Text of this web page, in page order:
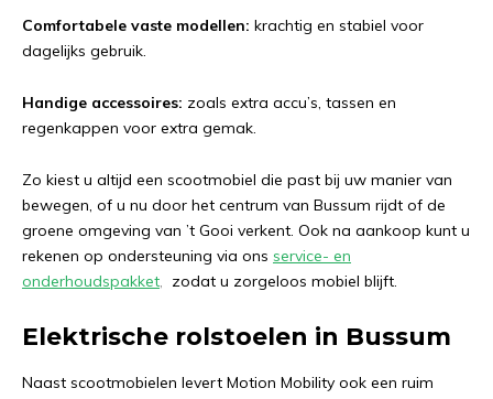
Comfortabele vaste modellen: krachtig en stabiel voor
dagelijks gebruik.
Handige accessoires: zoals extra accu’s, tassen en
regenkappen voor extra gemak.
Zo kiest u altijd een scootmobiel die past bij uw manier van
bewegen, of u nu door het centrum van Bussum rijdt of de
groene omgeving van ’t Gooi verkent. Ook na aankoop kunt u
rekenen op ondersteuning via ons service- en
onderhoudspakket, zodat u zorgeloos mobiel blijft.
Elektrische rolstoelen in Bussum
Naast scootmobielen levert Motion Mobility ook een ruim